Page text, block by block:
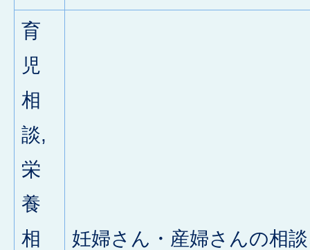
育
児
相
談,
栄
養
相
妊婦さん・産婦さんの相